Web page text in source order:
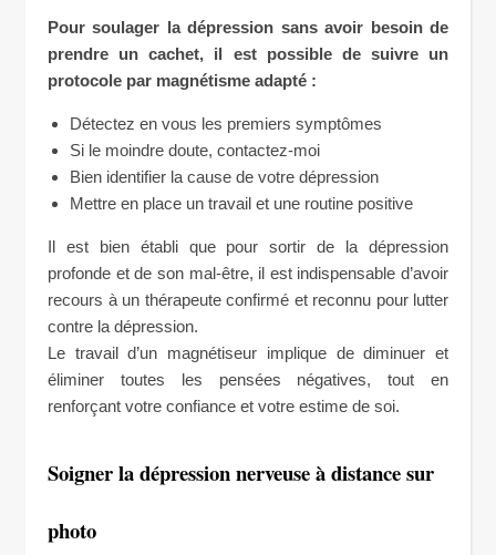
Pour soulager la dépression sans avoir besoin de
prendre un cachet, il est possible de suivre un
protocole par magnétisme adapté :
Détectez en vous les premiers symptômes
Si le moindre doute, contactez-moi
Bien identifier la cause de votre dépression
Mettre en place un travail et une routine positive
Il est bien établi que pour sortir de la dépression
profonde et de son mal-être, il est indispensable d’avoir
recours à un thérapeute confirmé et reconnu pour lutter
contre la dépression.
Le travail d’un magnétiseur implique de diminuer et
éliminer toutes les pensées négatives, tout en
renforçant votre confiance et votre estime de soi.
Soigner la dépression nerveuse à distance sur
photo